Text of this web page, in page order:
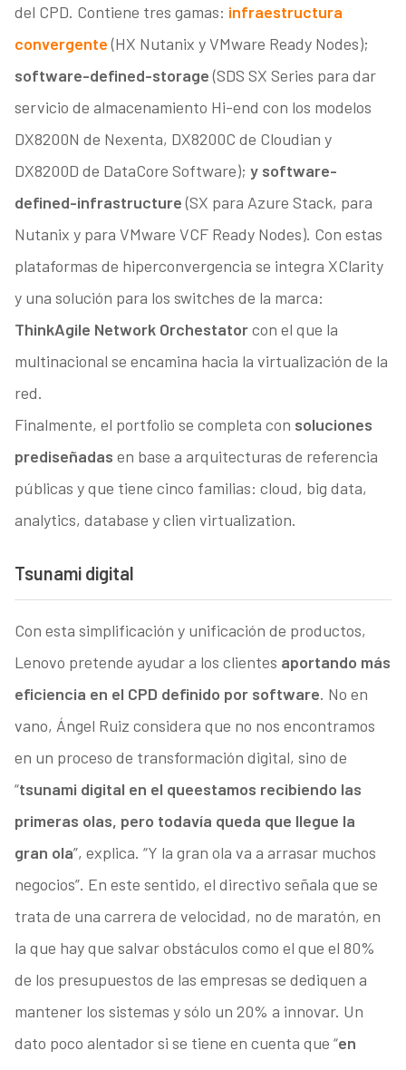
del CPD. Contiene tres gamas: infraestructura
convergente(HX Nutanix y VMware Ready Nodes);
software-defined-storage(SDS SX Series para dar
servicio de almacenamiento Hi-end con los modelos
DX8200N de Nexenta, DX8200C de Cloudian y
DX8200D de DataCore Software); y software-
defined-infrastructure(SX para Azure Stack, para
Nutanix y para VMware VCF Ready Nodes). Con estas
plataformas de hiperconvergencia se integra XClarity
y una solución para los switches de la marca:
ThinkAgile Network Orchestatorcon el que la
multinacional se encamina hacia la virtualización de la
red.
Finalmente, el portfolio se completa con soluciones
prediseñadas en base a arquitecturas de referencia
públicas y que tiene cinco familias: cloud, big data,
analytics, database y clien virtualization.
Tsunami digital
Con esta simplificación y unificación de productos,
Lenovo pretende ayudar a los clientes aportando más
eficiencia en el CPD definido por software. No en
vano, Ángel Ruiz considera que no nos encontramos
en un proceso de transformación digital, sino de
“tsunami digital en el queestamos recibiendo las
primeras olas, pero todavía queda que llegue la
gran ola”, explica. “Y la gran ola va a arrasar muchos
negocios”. En este sentido, el directivo señala que se
trata de una carrera de velocidad, no de maratón, en
la que hay que salvar obstáculos como el que el 80%
de los presupuestos de las empresas se dediquen a
mantener los sistemas y sólo un 20% a innovar. Un
dato poco alentador si se tiene en cuenta que “en